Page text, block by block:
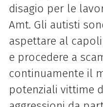
disagio per le
Amt. Gli autisti
aspettare al
e procedere a
continuamente il
potenziali vittime